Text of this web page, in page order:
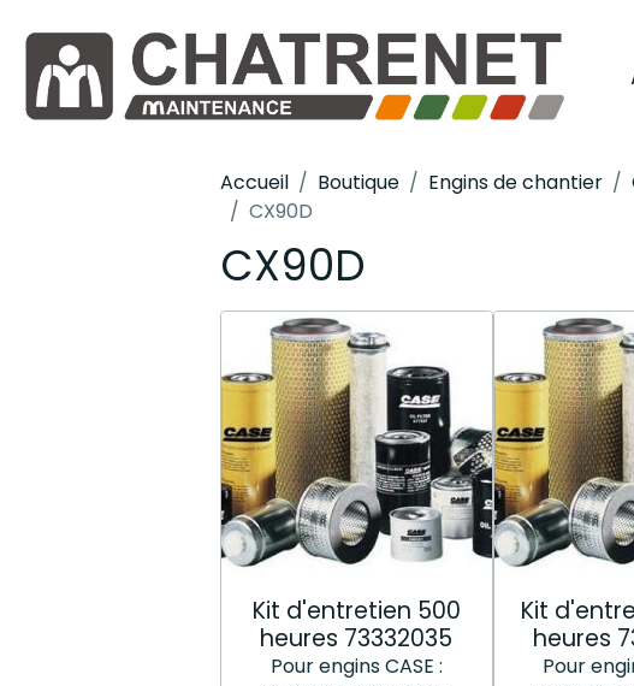
Accueil Boutique Engins de chantier
CX90D
CX90D
Kit d'entretien 500
heures 73332035
Pour engins CASE :
Kit
heures
Pour